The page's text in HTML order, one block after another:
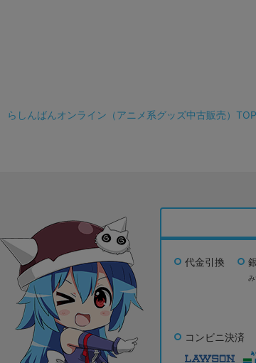
らしんばんオンライン（アニメ系グッズ中古販売）TOP
代金引換
み
コンビニ決済